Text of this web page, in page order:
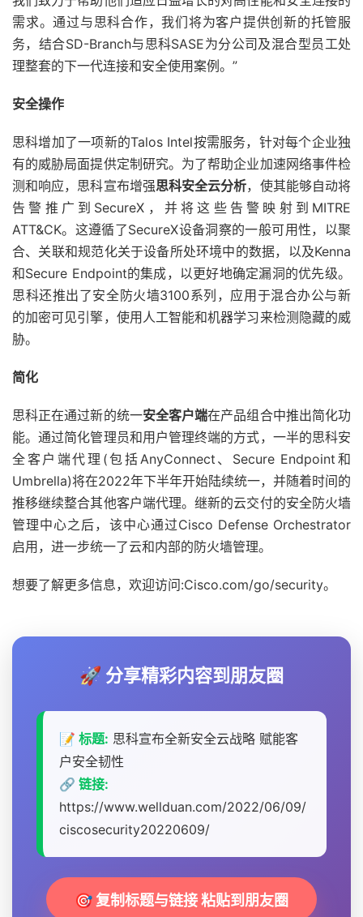
需求。通过与思科合作，我们将为客户提供创新的托管服
务，结合SD-Branch与思科SASE为分公司及混合型员工处
理整套的下一代连接和安全使用案例。”
安全操作
思科增加了一项新的Talos Intel按需服务，针对每个企业独
有的威胁局面提供定制研究。为了帮助企业加速网络事件检
测和响应，思科宣布增强思科安全云分析，使其能够自动将
告警推广到SecureX，并将这些告警映射到MITRE
ATT&CK。这遵循了SecureX设备洞察的一般可用性，以聚
合、关联和规范化关于设备所处环境中的数据，以及Kenna
和Secure Endpoint的集成，以更好地确定漏洞的优先级。
思科还推出了安全防火墙3100系列，应用于混合办公与新
的加密可见引擎，使用人工智能和机器学习来检测隐藏的威
胁。
简化
思科正在通过新的统一安全客户端在产品组合中推出简化功
能。通过简化管理员和用户管理终端的方式，一半的思科安
全客户端代理(包括AnyConnect、Secure Endpoint和
Umbrella)将在2022年下半年开始陆续统一，并随着时间的
推移继续整合其他客户端代理。继新的云交付的安全防火墙
管理中心之后，该中心通过Cisco Defense Orchestrator
启用，进一步统一了云和内部的防火墙管理。
想要了解更多信息，欢迎访问:Cisco.com/go/security。
🚀 分享精彩内容到朋友圈
📝 标题: 思科宣布全新安全云战略 赋能客
户安全韧性
🔗 链接:
https://www.wellduan.com/2022/06/09/
ciscosecurity20220609/
🎯 复制标题与链接 粘贴到朋友圈